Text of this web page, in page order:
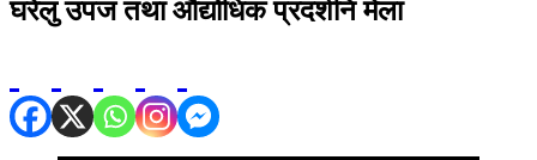
घरेलु उपज तथा औद्योधिक प्रदर्शनि मेला